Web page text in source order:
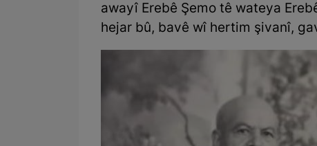
awayî Erebê Şemo tê wateya
hejar bû, bavê wî hertim şivanî,